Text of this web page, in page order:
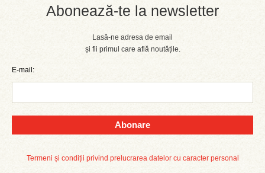
Abonează-te la newsletter
Lasă-ne adresa de email
și fii primul care află noutățile.
E-mail:
Abonare
Termeni și condiții privind prelucrarea datelor cu caracter personal